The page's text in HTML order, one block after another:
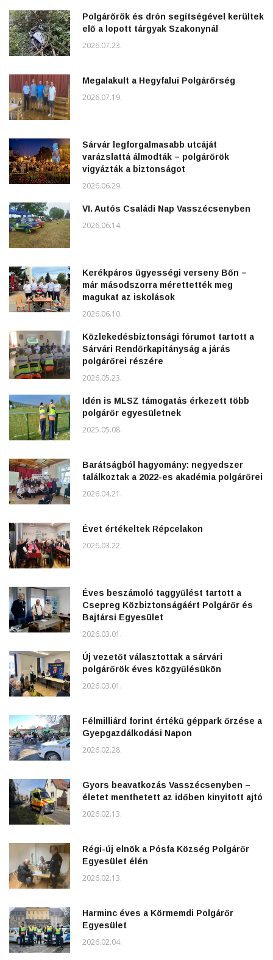
Polgárőrök és drón segítségével kerültek
elő a lopott tárgyak Szakonynál
2026.07.23.
Megalakult a Hegyfalui Polgárőrség
2026.07.19.
Sárvár legforgalmasabb utcáját
varázslattá álmodták – polgárőrök
vigyázták a biztonságot
2026.06.29.
VI. Autós Családi Nap Vasszécsenyben
2026.06.14.
Kerékpáros ügyességi verseny Bőn –
már másodszorra mérettették meg
magukat az iskolások
2026.06.10.
Közlekedésbiztonsági fórumot tartott a
Sárvári Rendőrkapitányság a járás
polgárőrei részére
2026.05.23.
Idén is MLSZ támogatás érkezett több
polgárőr egyesületnek
2025.05.08.
Barátságból hagyomány: negyedszer
találkoztak a 2022-es akadémia polgárőrei
2026.04.21.
Évet értékeltek Répcelakon
2026.03.22.
Éves beszámoló taggyűlést tartott a
Csepreg Közbiztonságáért Polgárőr és
Bajtársi Egyesület
2026.03.01.
Új vezetőt választottak a sárvári
polgárőrök éves közgyűlésükön
2026.03.01.
Félmilliárd forint értékű géppark őrzése a
Gyepgazdálkodási Napon
2026.02.28.
Gyors beavatkozás Vasszécsenyben –
életet menthetett az időben kinyitott ajtó
2026.02.13.
Régi-új elnök a Pósfa Község Polgárőr
Egyesület élén
2026.02.13.
Harminc éves a Körmemdi Polgárőr
Egyesület
2026.02.04.